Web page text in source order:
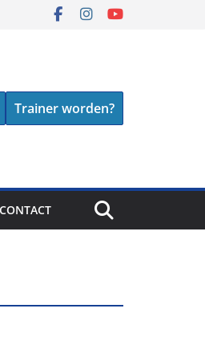
Trainer worden?
CONTACT